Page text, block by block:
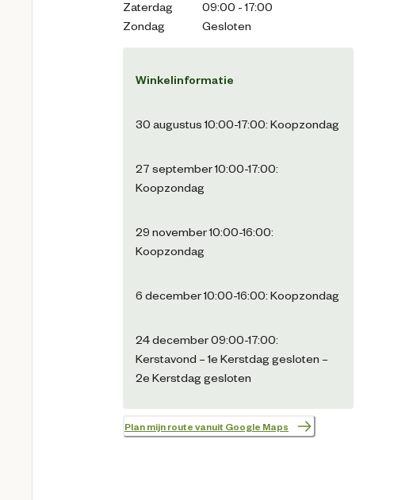
Zaterdag
09:00 - 17:00
Zondag
Gesloten
Winkelinformatie
30 augustus 10:00-17:00: Koopzondag
27 september 10:00-17:00:
Koopzondag
29 november 10:00-16:00:
Koopzondag
6 december 10:00-16:00: Koopzondag
24 december 09:00-17:00:
Kerstavond – 1e Kerstdag gesloten –
2e Kerstdag gesloten
Plan mijn route vanuit Google Maps